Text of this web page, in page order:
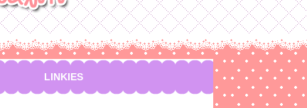
LINKIES